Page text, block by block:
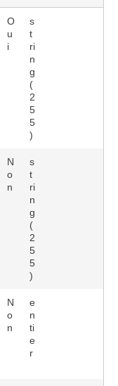
O
u
i
s
t
ri
n
g
(
2
5
5
)
N
o
n
s
t
ri
n
g
(
2
5
5
)
N
o
n
e
n
ti
e
r